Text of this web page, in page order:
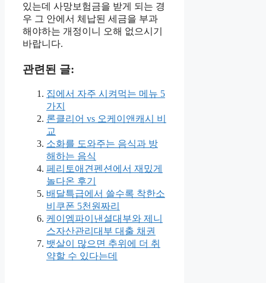
있는데 사망보험금을 받게 되는 경
우 그 안에서 체납된 세금을 부과
해야하는 개정이니 오해 없으시기
바랍니다.
관련된 글:
집에서 자주 시켜먹는 메뉴 5
가지
론클리어 vs 오케이앤캐시 비
교
소화를 도와주는 음식과 방
해하는 음식
페리토애견펜션에서 재밌게
놀다온 후기
배달특급에서 쓸수록 착한소
비쿠폰 5천원짜리
케이엠파이낸셜대부와 제니
스자산관리대부 대출 채권
뱃살이 많으면 추위에 더 취
약할 수 있다는데